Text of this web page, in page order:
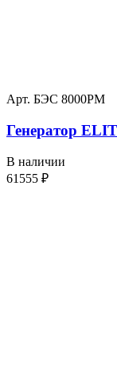
Арт. БЭС 8000РМ
Генератор
В наличии
61555 ₽